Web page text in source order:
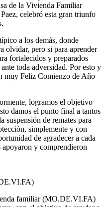
de la Vivienda Familiar
celebró esta gran triunfo
a los demás, donde
olvidar, pero si para aprender
fortalecidos y preparados
toda adversidad. Por esto y
muy Feliz Comienzo de Año
logramos el objetivo
damos el punto final a tantos
suspensión de remates para
simplemente y con
de agradecer a cada
apoyaron y comprendieron
familiar (MO.DE.VI.FA)